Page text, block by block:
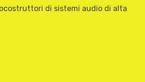
di sistemi audio di alta